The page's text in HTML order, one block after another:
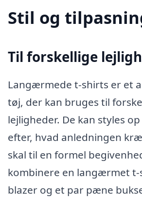
Stil og
Til forskellige
Langærmede t-shirts er et
tøj, der kan bruges til
lejligheder. De kan styles
efter, hvad anledningen
skal til en formel
kombinere en langærmet t-
blazer og et par pæne